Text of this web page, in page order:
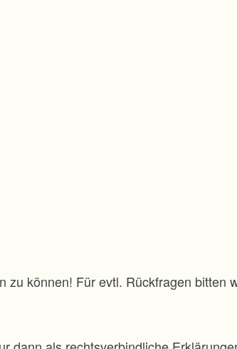
können! Für evtl. Rückfragen bitten